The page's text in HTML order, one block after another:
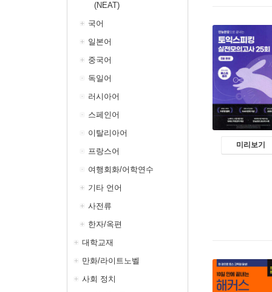
(NEAT)
국어
일본어
중국어
독일어
러시아어
스페인어
이탈리아어
프랑스어
여행회화/어학연수
기타 언어
사전류
한자/옥편
대학교재
만화/라이트노벨
사회 정치
미리보기